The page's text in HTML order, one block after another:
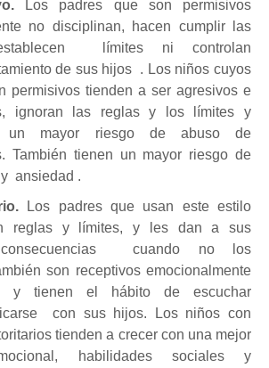
Los padres que son permisivos
no disciplinan, hacen cumplir las
límites ni controlan
de sus hijos . Los niños cuyos
permisivos tienden a ser agresivos e
ignoran las reglas y los límites y
un mayor riesgo de abuso de
También tienen un mayor riesgo de
ansiedad .
Los padres que usan este estilo
reglas y límites, y les dan a sus
consecuencias cuando no los
son receptivos emocionalmente
y tienen el hábito de escuchar
con sus hijos.
Los niños con
tienden a crecer con una mejor
habilidades sociales y